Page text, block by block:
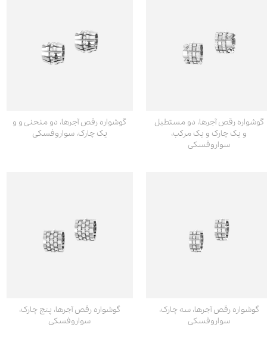
گوشواره رقص آجرها، دو مستطیل
و یک چارک و یک مرکب،
سواروفسکی
گوشواره رقص آجرها، دو منحنی و و
یک چارک، سواروفسکی
گوشواره رقص آجرها، سه چارک،
سواروفسکی
گوشواره رقص آجرها، پنج چارک،
سواروفسکی